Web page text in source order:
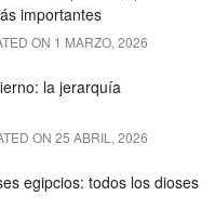
importantes
ON 1 MARZO, 2026
la jerarquía
ON 25 ABRIL, 2026
egipcios: todos los dioses